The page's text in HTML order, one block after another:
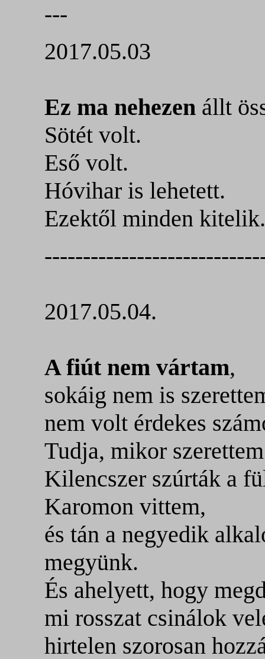
---
2017.05.03
Ez ma nehezenállt
Sötét volt.
Eső volt.
Hóvihar is lehetett.
Ezektől minden kitelik.
2017.05.04.
A fiút nem vártam,
sokáig nem is
nem volt érdekes
Tudja, mikor
Kilencszer szúrták a
Karomon vittem,
és tán a negyedik
megyünk.
És ahelyett, hogy
mi rosszat csinálok
hirtelen szorosan